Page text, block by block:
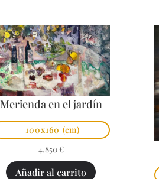
Merienda en el jardín
100x160 (cm)
4.850 €
Añadir al carrito